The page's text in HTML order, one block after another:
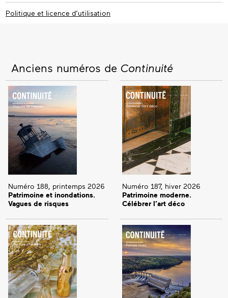
Politique et licence d’utilisation
Anciens numéros de Continuité
Numéro 188, printemps 2026
Patrimoine et inondations.
Vagues de risques
Numéro 187, hiver 2026
Patrimoine moderne.
Célébrer l’art déco